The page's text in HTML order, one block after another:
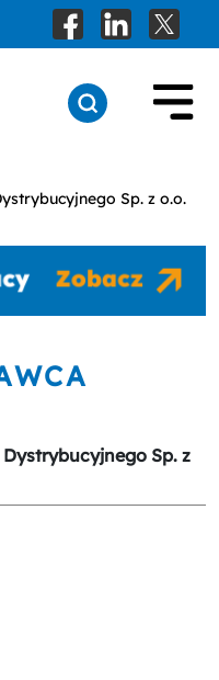
Sp. z o.o.
Sp. z